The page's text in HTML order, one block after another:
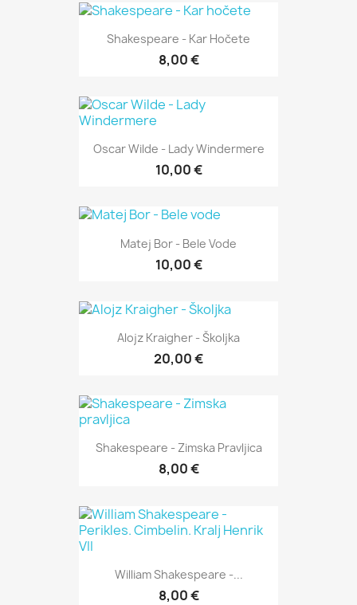
Shakespeare - Kar Hočete
8,00 €
Oscar Wilde - Lady Windermere
10,00 €
Matej Bor - Bele Vode
10,00 €
Alojz Kraigher - Školjka
20,00 €
Shakespeare - Zimska Pravljica
8,00 €
William Shakespeare -...
8,00 €